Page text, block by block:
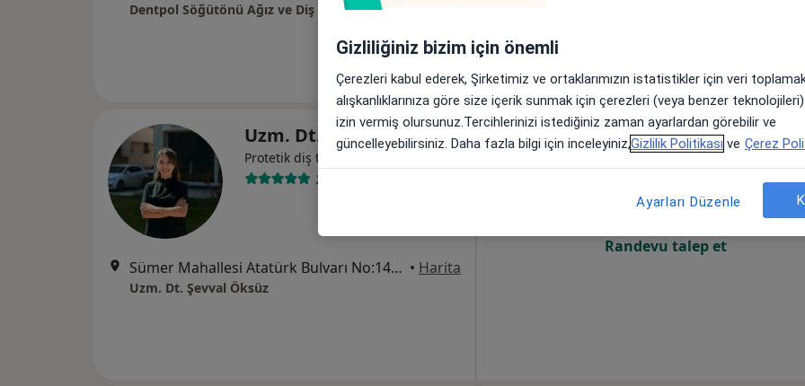
Dentpol Söğütönü Ağız ve Diş Sağlığı Polikliniği
Uzm. Dt. Şevval Öksüz
Protetik diş tedavisi, Diş hekimi
22 görüş
Sümer Mahallesi Atatürk Bulvarı No:140-C, Eskişehir • Harita
Uzm. Dt. Şevval Öksüz
Bugün
9 Ağustos
Yarın
10 Ağustos
Sal,
11 Ağustos
Çar,
12
Online randevu erişime kapalı
Randevu talep et
Gizliliğiniz bizim için önemli
Çerezleri kabul ederek, Şirketimiz ve ortaklarımızın istatistikler için veri
alışkanlıklarınıza göre size içerik sunmak için çerezleri (veya benzer
izin vermiş olursunuz.Tercihlerinizi istediğiniz zaman ayarlardan görebilir ve
güncelleyebilirsiniz. Daha fazla bilgi için inceleyiniz,Gizlilik Politikası ve Çerez
Ayarları Düzenle